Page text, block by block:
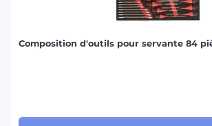
Composition d'outils pour servante 84